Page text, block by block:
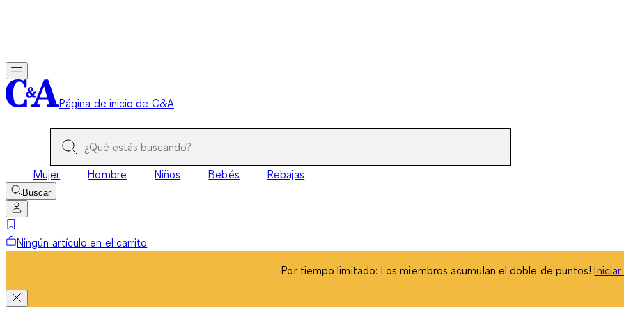
Página de inicio de C&A
Mujer Hombre Niños Bebés Rebajas
Buscar
Ningún artículo en el carrito
Por tiempo limitado: Los miembros acumulan el doble de puntos!